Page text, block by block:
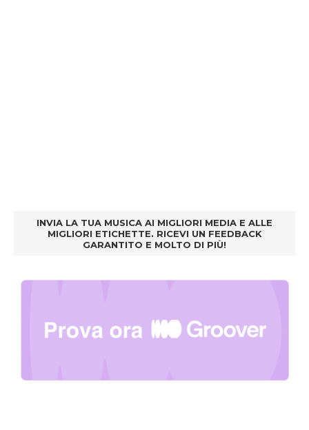
INVIA LA TUA MUSICA AI MIGLIORI MEDIA E ALLE
MIGLIORI ETICHETTE. RICEVI UN FEEDBACK
GARANTITO E MOLTO DI PIÙ!